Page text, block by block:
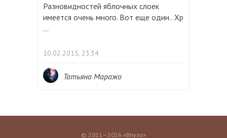
Разновидностей яблочных слоек
имеется очень много. Вот еще один.. Хр
...
10.02.2015, 23:34
Татьяна Маражо
© 2011—2026 «Впузо»